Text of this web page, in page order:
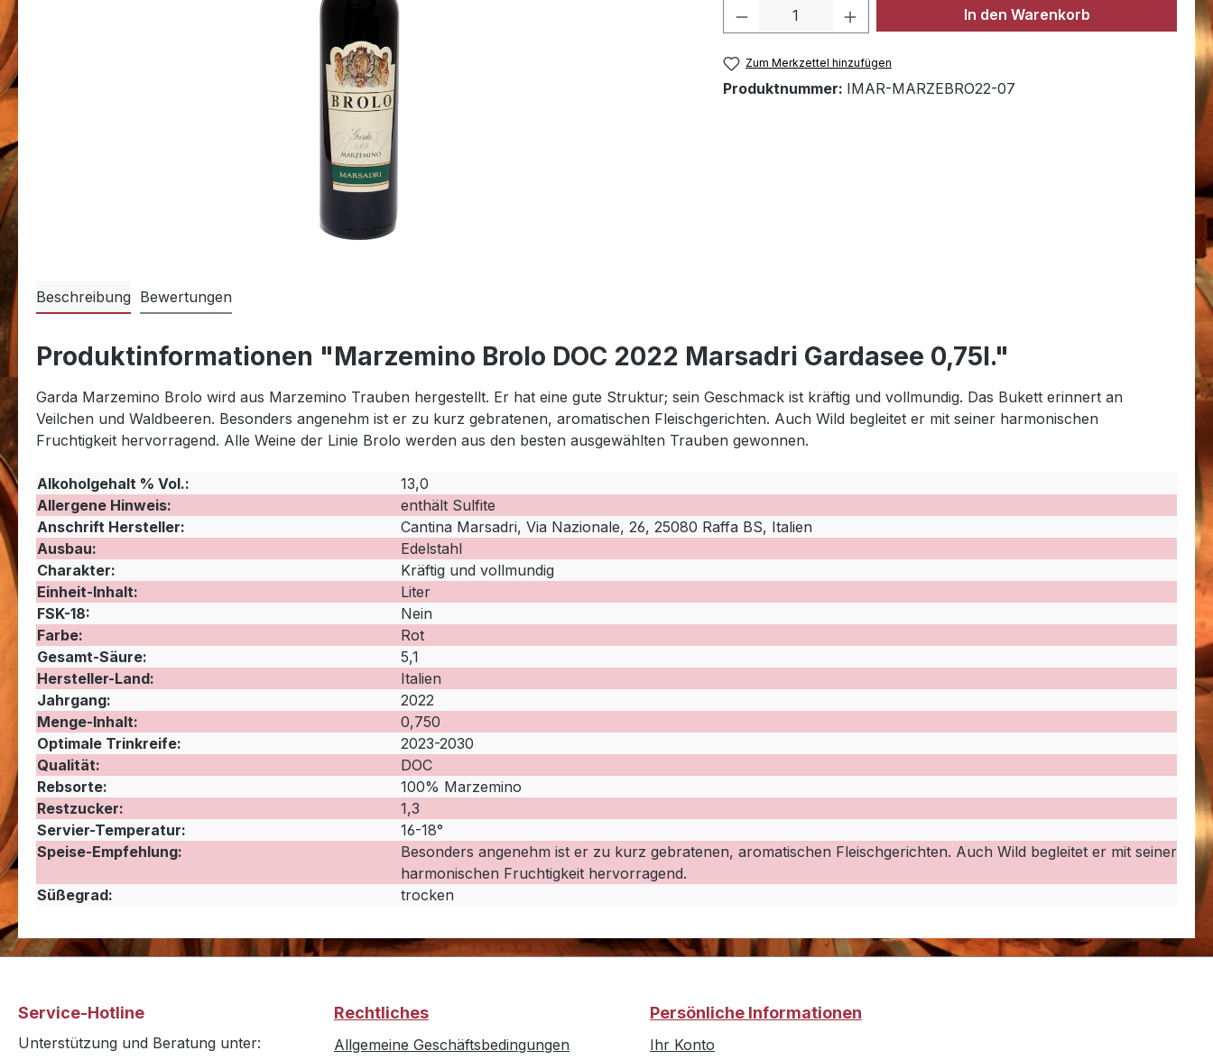
Produkt Anzahl: Gib den gewünschten Wert
In den Warenkorb
Zum Merkzettel hinzufügen
Produktnummer: IMAR-MARZEBRO22-07
Beschreibung Bewertungen
Produktinformationen "Marzemino Brolo DOC 2022 Marsadri Gardasee 0,75l."
Garda Marzemino Brolo wird aus Marzemino Trauben hergestellt. Er hat eine gute Struktur; sein Geschmack ist kräftig und vollmundig. Das Bukett erinnert an
Veilchen und Waldbeeren. Besonders angenehm ist er zu kurz gebratenen, aromatischen Fleischgerichten. Auch Wild begleitet er mit seiner harmonischen
Fruchtigkeit hervorragend. Alle Weine der Linie Brolo werden aus den besten ausgewählten Trauben gewonnen.
Alkoholgehalt % Vol.:
13,0
Allergene Hinweis:
enthält Sulfite
Anschrift Hersteller:
Cantina Marsadri, Via Nazionale, 26, 25080 Raffa BS, Italien
Ausbau:
Edelstahl
Charakter:
Kräftig und vollmundig
Einheit-Inhalt:
Liter
FSK-18:
Nein
Farbe:
Rot
Gesamt-Säure:
5,1
Hersteller-Land:
Italien
Jahrgang:
2022
Menge-Inhalt:
0,750
Optimale Trinkreife:
2023-2030
Qualität:
DOC
Rebsorte:
100% Marzemino
Restzucker:
1,3
Servier-Temperatur:
16-18°
Speise-Empfehlung:
Besonders angenehm ist er zu kurz gebratenen, aromatischen Fleischgerichten. Auch Wild begleitet er mit seiner
harmonischen Fruchtigkeit hervorragend.
Süßegrad:
trocken
Service-Hotline
Unterstützung und Beratung unter:
Rechtliches
Allgemeine Geschäftsbedingungen
Persönliche Informationen
Ihr Konto